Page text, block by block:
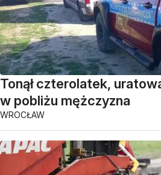
Tonął czterolatek,
w pobliżu mężczyzna
WROCŁAW